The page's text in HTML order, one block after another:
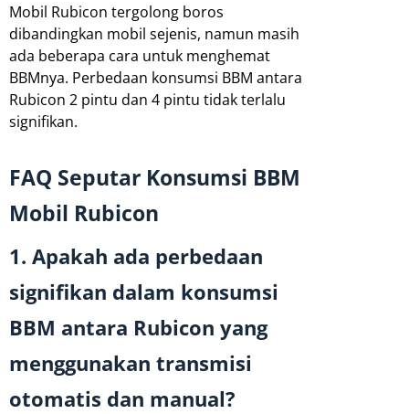
Mobil Rubicon tergolong boros
dibandingkan mobil sejenis, namun masih
ada beberapa cara untuk menghemat
BBMnya. Perbedaan konsumsi BBM antara
Rubicon 2 pintu dan 4 pintu tidak terlalu
signifikan.
FAQ Seputar Konsumsi BBM
Mobil Rubicon
1. Apakah ada perbedaan
signifikan dalam konsumsi
BBM antara Rubicon yang
menggunakan transmisi
otomatis dan manual?